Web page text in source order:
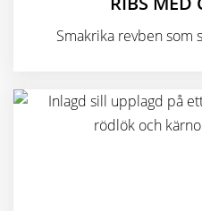
Smakrika revben som